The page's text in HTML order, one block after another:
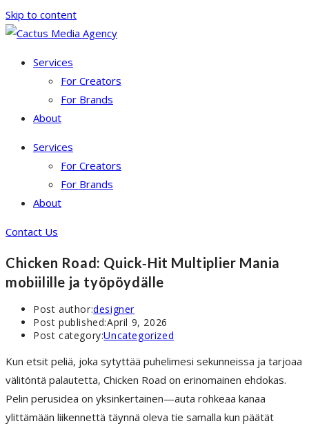
Skip to content
Services
For Creators
For Brands
About
Services
For Creators
For Brands
About
Contact Us
Chicken Road: Quick‑Hit Multiplier Mania
mobiilille ja työpöydälle
Post author:designer
Post published:April 9, 2026
Post category:Uncategorized
Kun etsit peliä, joka sytyttää puhelimesi sekunneissa ja tarjoaa
välitöntä palautetta, Chicken Road on erinomainen ehdokas.
Pelin perusidea on yksinkertainen—auta rohkeaa kanaa
ylittämään liikennettä täynnä oleva tie samalla kun päätät